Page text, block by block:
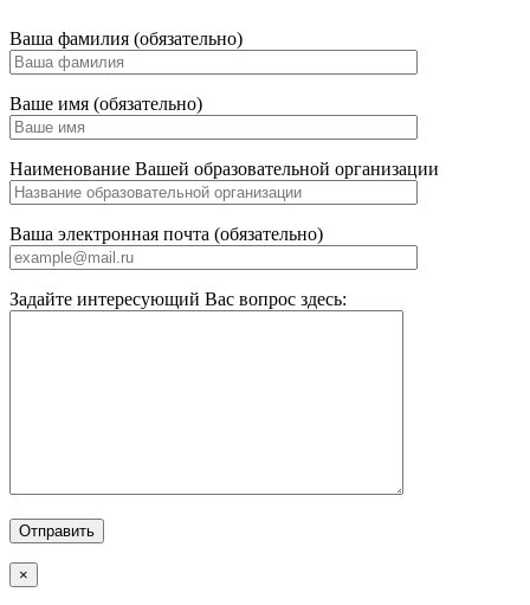
Ваша фамилия (обязательно)
Ваше имя (обязательно)
Наименование Вашей образовательной организации
Ваша электронная почта (обязательно)
Задайте интересующий Вас вопрос здесь:
×